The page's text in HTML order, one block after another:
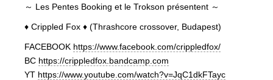
～ Les Pentes Booking et le Trokson présentent ～
♦ Crippled Fox ♦ (Thrashcore crossover, Budapest)
FACEBOOK https://www.facebook.com/crippledfox/
BC https://crippledfox.bandcamp.com
YT https://www.youtube.com/watch?v=JqC1dkFTayc